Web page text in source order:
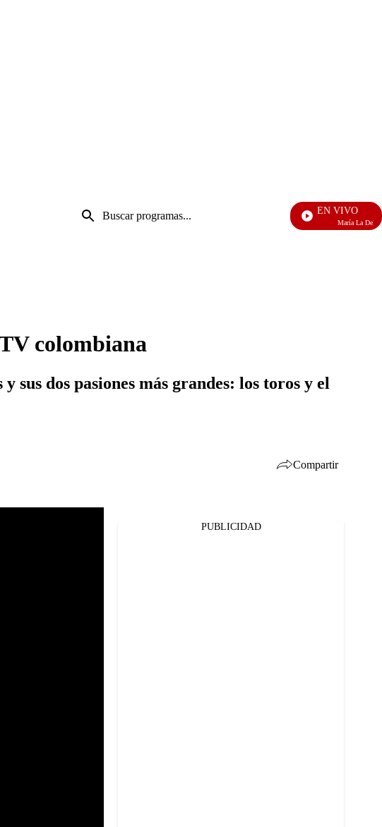
Entrada
de
EN VIVO
María La Del
colombiana
sus dos pasiones más grandes: los toros y el
Compartir
PUBLICIDAD